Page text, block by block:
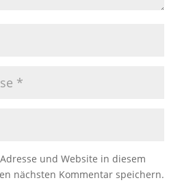
und Website in diesem
nächsten Kommentar speichern.